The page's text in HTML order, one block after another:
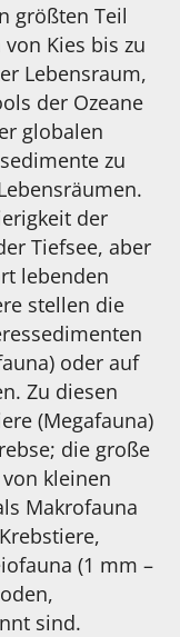
größten Teil
Kies bis zu
Lebensraum,
der Ozeane
globalen
zu
der
Tiefsee, aber
lebenden
stellen die
oder auf
Zu diesen
(Megafauna)
die große
kleinen
Makrofauna
(1 mm –
sind.